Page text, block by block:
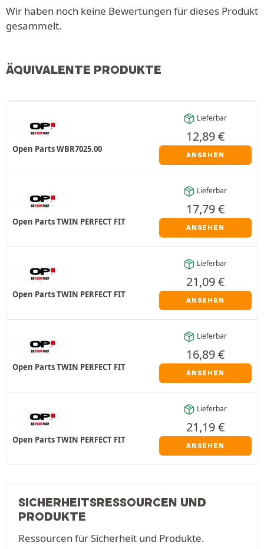
Wir haben noch keine Bewertungen für dieses Produkt
gesammelt.
ÄQUIVALENTE PRODUKTE
Open Parts WBR7025.00
Lieferbar
12,89€
ANSEHEN
Open Parts TWIN PERFECT FIT
Lieferbar
17,79€
ANSEHEN
Open Parts TWIN PERFECT FIT
Lieferbar
21,09€
ANSEHEN
Open Parts TWIN PERFECT FIT
Lieferbar
16,89€
ANSEHEN
Open Parts TWIN PERFECT FIT
Lieferbar
21,19€
ANSEHEN
SICHERHEITSRESSOURCEN UND
PRODUKTE
Ressourcen für Sicherheit und Produkte.